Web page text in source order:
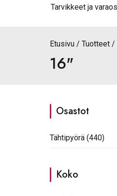
Tarvikkeet ja
Etusivu Tuotteet
16"
Osastot
Tähtipyörä (440)
Koko